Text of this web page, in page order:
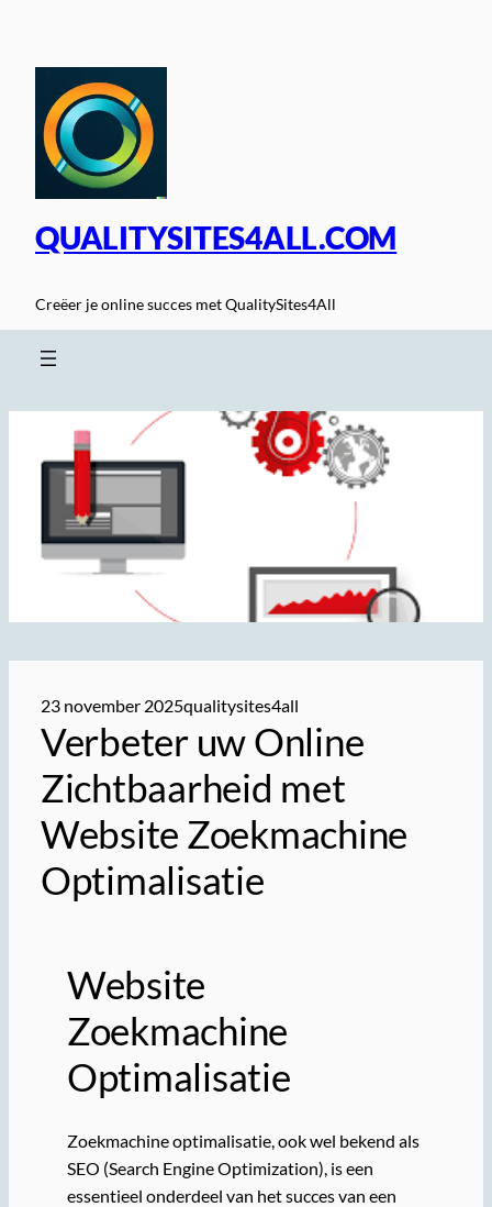
inhoud
QUALITYSITES4ALL.COM
Creëer je online succes met QualitySites4All
23 november 2025qualitysites4all
Verbeter uw Online
Zichtbaarheid met
Website Zoekmachine
Optimalisatie
Website
Zoekmachine
Optimalisatie
Zoekmachine optimalisatie, ook wel bekend als
SEO (Search Engine Optimization), is een
essentieel onderdeel van het succes van een